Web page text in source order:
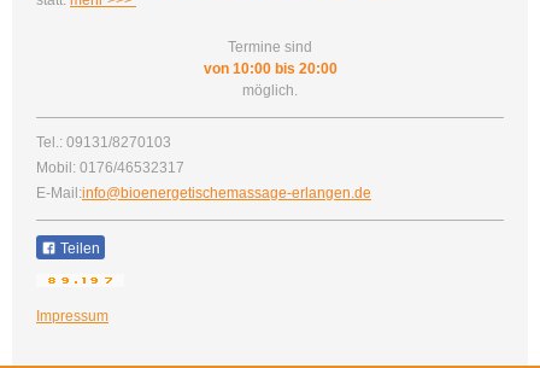
Termine sind
von 10:00 bis 20:00
möglich.
Tel.: 09131/8270103
Mobil: 0176/46532317
E-Mail:info@bioenergetischemassage-erlangen.de
Teilen
Impressum